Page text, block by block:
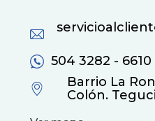
504 3282 - 6610
Barrio La
Colón.